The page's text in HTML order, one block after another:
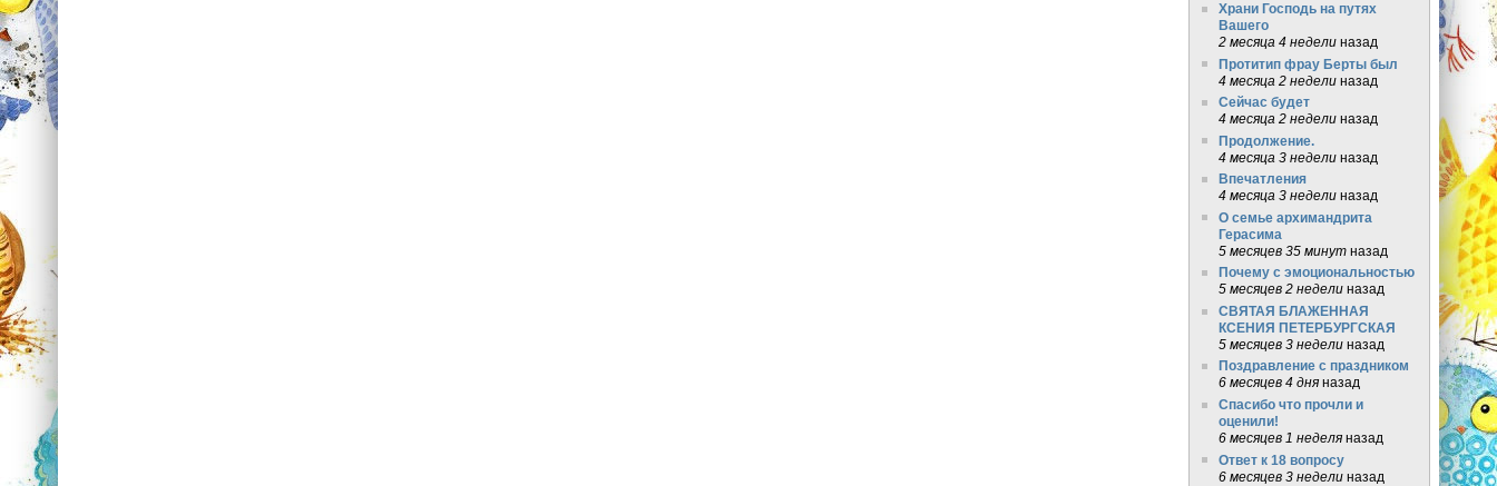
Храни Господь на путях
Вашего
2 месяца 4 неделиназад
Протитип фрау Берты был
4 месяца 2 неделиназад
Сейчас будет
4 месяца 2 неделиназад
Продолжение.
4 месяца 3 неделиназад
Впечатления
4 месяца 3 неделиназад
О семье архимандрита
Герасима
5 месяцев 35 минутназад
Почему с эмоциональностью
5 месяцев 2 неделиназад
СВЯТАЯ БЛАЖЕННАЯ
КСЕНИЯ ПЕТЕРБУРГСКАЯ
5 месяцев 3 неделиназад
Поздравление с праздником
6 месяцев 4 дняназад
Спасибо что прочли и
оценили!
6 месяцев 1 неделяназад
Ответ к 18 вопросу
6 месяцев 3 неделиназад